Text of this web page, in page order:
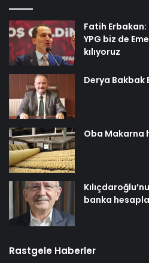
Fatih
YPG biz de
kılıyoruz
Derya Bakbak
Oba Makarna
banka
Rastgele Haberler